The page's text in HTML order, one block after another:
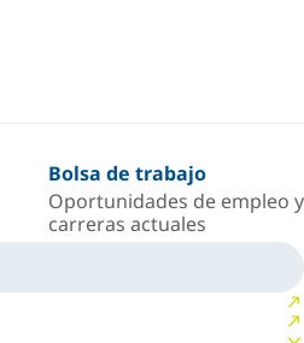
Bolsa de trabajo
Oportunidades de empleo y
carreras actuales